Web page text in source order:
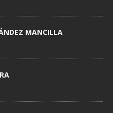
MANCILLA